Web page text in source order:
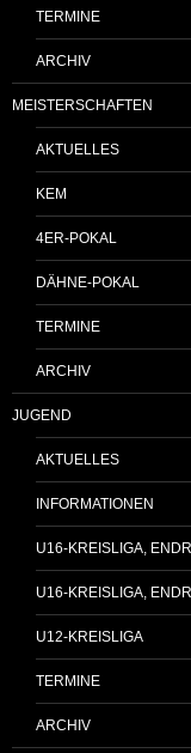
TERMINE
ARCHIV
MEISTERSCHAFTEN
AKTUELLES
KEM
4ER-POKAL
DÄHNE-POKAL
TERMINE
ARCHIV
JUGEND
AKTUELLES
INFORMATIONEN
U16-KREISLIGA,
U16-KREISLIGA,
U12-KREISLIGA
TERMINE
ARCHIV